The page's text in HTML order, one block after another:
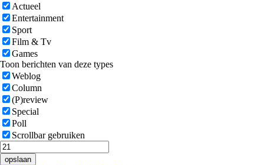
Actueel
Entertainment
Sport
Film & Tv
Games
Toon berichten van deze types
Weblog
Column
(P)review
Special
Poll
Scrollbar gebruiken
opslaan